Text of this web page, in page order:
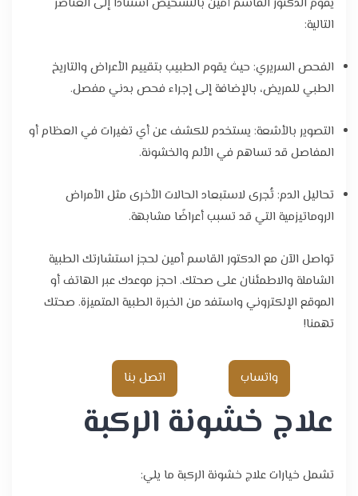
التالية:
الفحص السريري: حيث يقوم الطبيب بتقييم الأعراض والتاريخ
الطبي للمريض، بالإضافة إلى إجراء فحص بدني مفصل.
التصوير بالأشعة: يستخدم للكشف عن أي تغيرات في العظام أو
المفاصل قد تساهم في الألم والخشونة.
تحاليل الدم: تُجرى لاستبعاد الحالات الأخرى مثل الأمراض
الروماتيزمية التي قد تسبب أعراضًا مشابهة.
تواصل الآن مع الدكتور القاسم أمين لحجز استشارتك الطبية
الشاملة والاطمئنان على صحتك. احجز موعدك عبر الهاتف أو
الموقع الإلكتروني واستفد من الخبرة الطبية المتميزة. صحتك
تهمنا!
اتصل بنا واتساب
علاج خشونة الركبة
تشمل خيارات علاج خشونة الركبة ما يلي: